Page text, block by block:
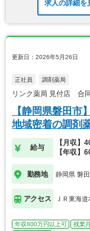
求人の詳細を
更新日：2026年5月26日
正社員 調剤薬局
リンク薬局 見付店 合
【静岡県磐田
地域密着の調剤
給与
【月収】
【年収】
勤務地 静岡県 磐
アクセス ＪＲ東海
年収800万円以上可 残業